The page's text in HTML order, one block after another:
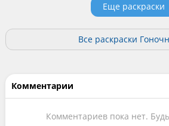
Еще раскраски
Все раскраски
Комментарии
Комментариев пока нет.